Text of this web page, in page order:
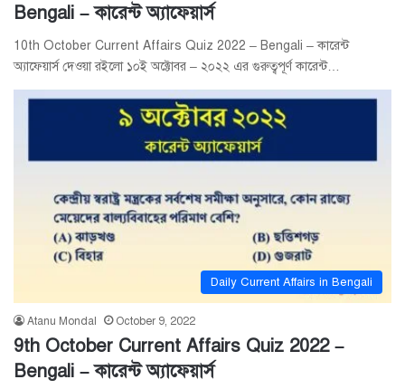
Bengali – কারেন্ট অ্যাফেয়ার্স
10th October Current Affairs Quiz 2022 – Bengali – কারেন্ট
অ্যাফেয়ার্স দেওয়া রইলো ১০ই অক্টোবর – ২০২২ এর গুরুত্বপূর্ণ কারেন্ট…
Daily Current Affairs in Bengali
Atanu Mondal October 9, 2022
9th October Current Affairs Quiz 2022 –
Bengali – কারেন্ট অ্যাফেয়ার্স